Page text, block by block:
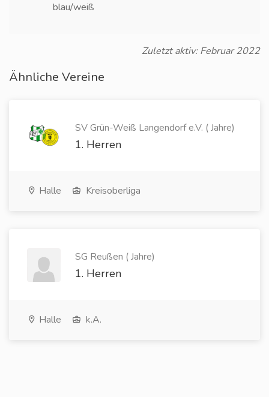
blau/weiß
Zuletzt aktiv: Februar 2022
Ähnliche Vereine
SV Grün-Weiß Langendorf e.V. ( Jahre)
1. Herren
Halle Kreisoberliga
SG Reußen ( Jahre)
1. Herren
Halle k.A.